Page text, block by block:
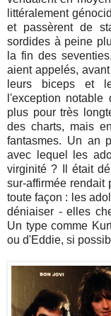
littéralement
et passèrent de
sordides à peine
la fin des
aient appelés,
leurs biceps et
l'exception
plus pour très
des charts, mais
fantasmes. Un an
avec lequel les
virginité ? Il était
sur-affirmée rendait
toute façon : les
déniaiser - elles
Un type comme
ou d'Eddie, si